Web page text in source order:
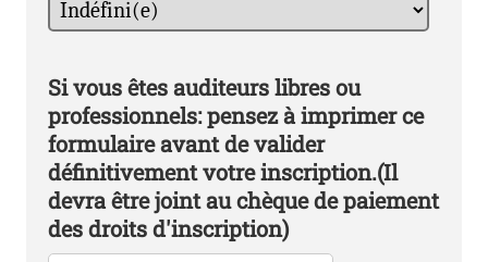
Si vous êtes auditeurs libres ou
professionnels: pensez à imprimer ce
formulaire avant de valider
définitivement votre inscription.(Il
devra être joint au chèque de paiement
des droits d'inscription)